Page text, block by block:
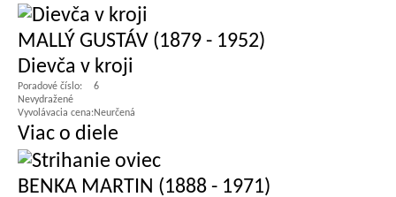
MALLÝ GUSTÁV (1879 - 1952)
Dievča v kroji
Poradové číslo:
6
Nevydražené
Vyvolávacia cena:Neurčená
Viac o diele
BENKA MARTIN (1888 - 1971)